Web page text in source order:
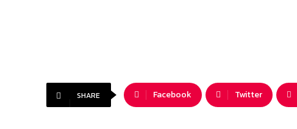
SHARE Facebook Twitter